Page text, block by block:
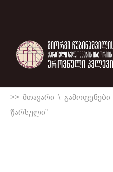
>> მთავარი \ გამოფენები
წარსული”